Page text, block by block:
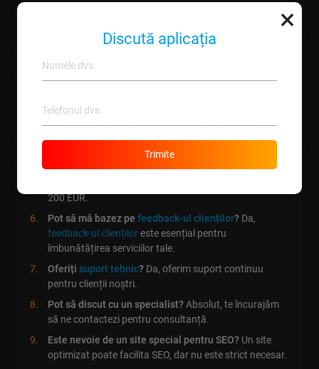
Ce este SEO?SEO reprezintă optimizarea motorului de
căutare pentru a îmbunătăți vizibilitatea site-ului.
Cât durează să vezi rezultate din campaniile de
Care este importanța marketingului pe rețelele
Ce buget ar trebui să am pentru promovare?Bugetul
200 EUR.
Pot să mă bazez pefeedback-ul clienților? Da,
feedback-ul cliențiloreste esențial pentru
îmbunătățirea serviciilor tale.
Oferițisuport tehnic? Da, oferim suport continuu
pentru clienții noștri.
Pot să discut cu un specialist?Absolut, te încurajăm
să ne contactezi pentru consultanță.
Este nevoie de un site special pentru SEO? Un site
optimizat poate facilita SEO, dar nu este strict necesar.
×
Discută aplicația
Trimite